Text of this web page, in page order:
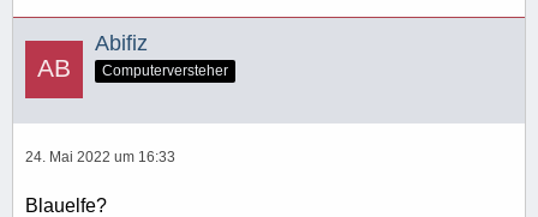
Abifiz
Computerversteher
24. Mai 2022 um 16:33
Blauelfe?